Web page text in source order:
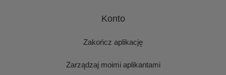
Konto
Zakończ aplikację
Zarządzaj moimi aplikantami